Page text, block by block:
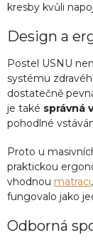
kresby kvůli
Design a
Postel USNU
systému
dostatečně
je také správná
pohodlné
Proto u
praktickou
vhodnou matraci
fungovalo jako
Odborná